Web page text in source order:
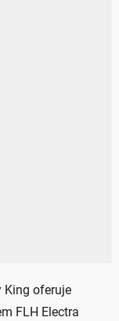
King oferuje
FLH Electra